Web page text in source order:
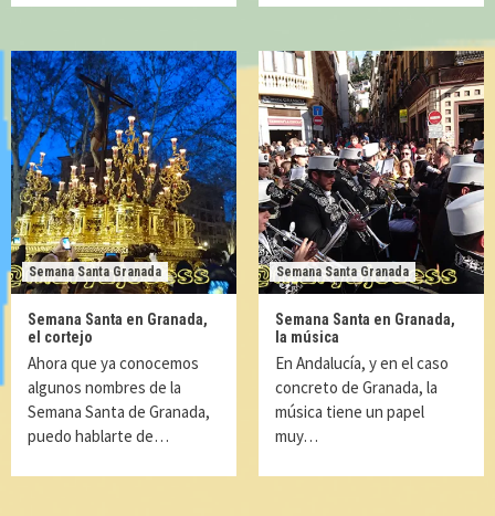
Semana Santa Granada
Semana Santa en Granada,
el cortejo
Ahora que ya conocemos
algunos nombres de la
Semana Santa de Granada,
puedo hablarte de…
Semana Santa Granada
Semana Santa en Granada,
la música
En Andalucía, y en el caso
concreto de Granada, la
música tiene un papel
muy…